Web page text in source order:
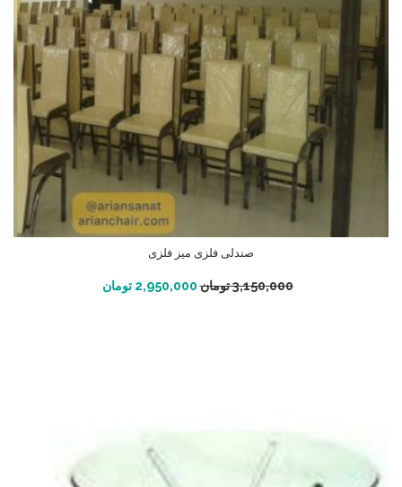
صندلی فلزی میز فلزی
3,150,000تومان 2,950,000 تومان افزودن به سبد خرید